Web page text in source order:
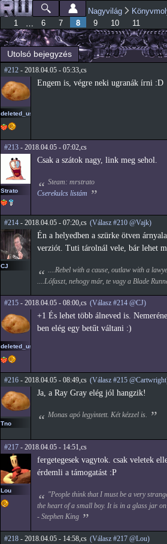
Ugrás a
tartalomra
Főmenü
Jelenlegi hely
Nagyvilág
1
… 6 7 8 9 10 11
Utolsó bejegyzés
#212 - 2018.04.05 - 05:33,cs
deleted_user_2
Engem is, végre neki ugranák írni :D
#213 - 2018.04.05 - 07:02,cs
Strato
Csak a szátok nagy, link meg sehol.
Steam: mrstrato
Cserekulcs listám
#214 - 2018.04.05 - 07:20,cs (Válasz #210 @Vajk)
CJ
Én a helyedben a szürke ötven
verziót. Tuti tárolnál vele, bár lehet
....Rebel with a cause, outlaw with a
....Lófaszt, nehogy már, te vagy a Blade
#215 - 2018.04.05 - 08:00,cs (Válasz #214 @CJ)
deleted_user_2
+1 És lehet több álneved is.
ben elég egy betűt váltani :)
#216 - 2018.04.05 - 08:49,cs (Válasz #215
Tno
Ja, a Ray Gray elég jól hangzik!
Monas apó legyintett. Két kézzel is.
#217 - 2018.04.05 - 14:51,cs
Lou
fergetegesek vagytok. csak veletek
érdemli a támogatást :P
"People think that I must be a very
the heart of a small boy. It is in a glass jar
- Stephen King
#218 - 2018.04.05 - 14:58,cs (Válasz #217 @Lou)